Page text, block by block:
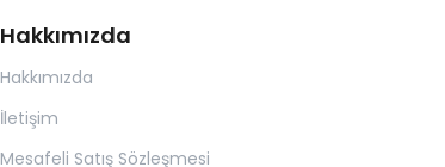
Hakkımızda
Hakkımızda
İletişim
Mesafeli Satış Sözleşmesi